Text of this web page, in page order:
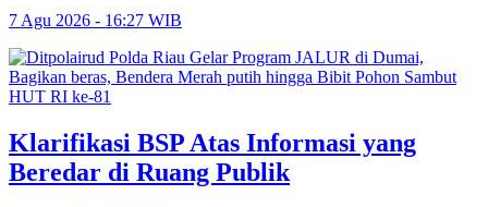
7 Agu 2026 - 16:27 WIB
Klarifikasi BSP Atas Informasi yang
Beredar di Ruang Publik